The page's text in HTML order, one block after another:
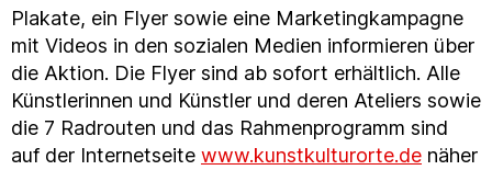
Plakate, ein Flyer sowie eine Marketingkampagne
mit Videos in den sozialen Medien informieren über
die Aktion. Die Flyer sind ab sofort erhältlich. Alle
Künstlerinnen und Künstler und deren Ateliers sowie
die 7 Radrouten und das Rahmenprogramm sind
auf der Internetseite www.kunstkulturorte.de näher